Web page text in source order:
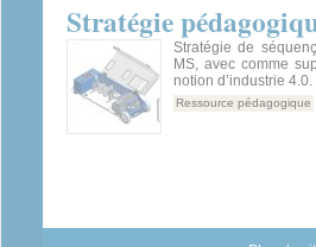
Stratégie
Stratégie de
MS, avec comme
notion d’industrie 4.0.
Ressource pédagogique